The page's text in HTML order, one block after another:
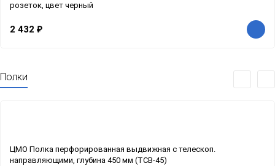
розеток, цвет черный
2 432 ₽
Полки
ЦМО Полка перфорированная выдвижная с телескоп.
направляющими, глубина 450 мм (ТСВ-45)